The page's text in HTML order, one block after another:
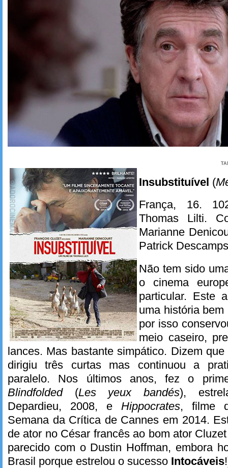
Insubstituível (
França, 16.
Thomas Lilti.
Marianne
Patrick
Não tem sido
o cinema
particular. Este
uma história
por isso
meio caseiro,
lances. Mas bastante simpático. Dizem
dirigiu três curtas mas continuou a
paralelo. Nos últimos anos, fez o
Blindfolded(Les yeux bandés),
Depardieu, 2008, e Hippocrates, filme
Semana da Crítica de Cannes em 2014.
de ator no César francês ao bom ator
parecido com o Dustin Hoffman, embora
Brasil porque estrelou o sucesso Intocáveis